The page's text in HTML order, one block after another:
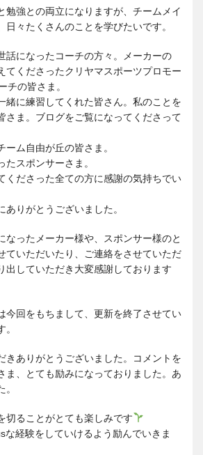
勉強との両立になりますが、チームメイ
日々たくさんのことを学びたいです。
話になったコーチの方々。メーカーの
てくださったクリヤマスポーツプロモー
チの皆さま。
緒に練習してくれた皆さん。私のことを
さま。ブログをご覧になってくださって
ーム自由が丘の皆さま。
スポンサーさま。
くださった全ての方に感謝の気持ちでい
ありがとうございました。
なったメーカー様や、スポンサー様のと
ていただいたり、ご連絡をさせていただ
出していただき大変感謝しております
今回をもちまして、更新を終了させてい
きありがとうございました。コメントを
ま、とても励みになっておりました。あ
切ることがとても楽しみです
な経験をしていけるよう励んでいきま